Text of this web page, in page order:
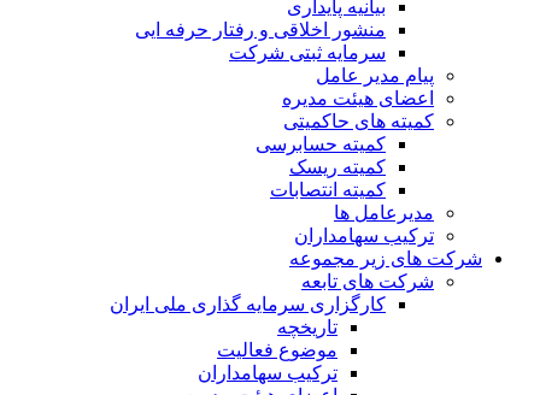
بیانیه پایداری
منشور اخلاقی و رفتار حرفه ایی
سرمایه ثبتی شرکت
پیام مدیر عامل
اعضای هیئت مدیره
کمیته های حاکمیتی
کمیته حسابرسی
کمیته ریسک
کمیته انتصابات
مدیرعامل ها
ترکیب سهامداران
شرکت های زیر مجموعه
شرکت های تابعه
کارگزاری سرمایه گذاری ملی ایران
تاریخچه
موضوع فعالیت
ترکیب سهامداران